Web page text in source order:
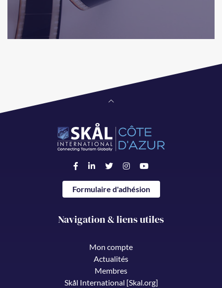
Formulaire d'adhésion
Navigation & liens utiles
Mon compte
Actualités
Membres
Skål International [Skal.org]